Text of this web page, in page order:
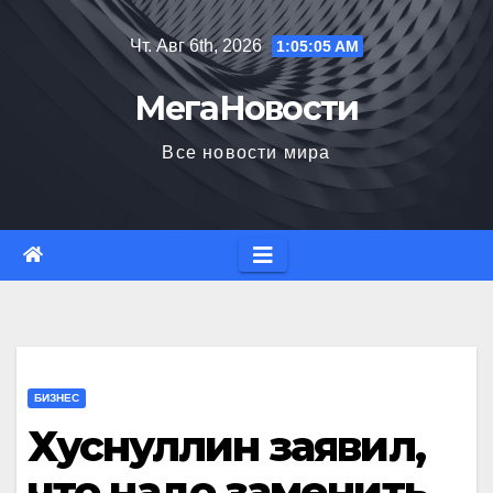
Чт. Авг 6th, 2026 1:05:06 AM
МегаНовости
Все новости мира
БИЗНЕС
Хуснуллин заявил,